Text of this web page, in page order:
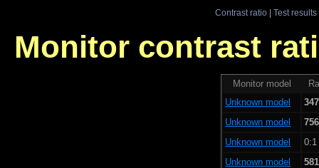
Contrast ratio| Test results
Monitor contrast
Monitor model
Unknown model
Unknown model
Unknown model
0:1
Unknown model